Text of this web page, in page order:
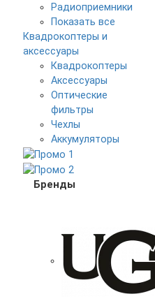
Радиоприемники
Показать все
Квадрокоптеры и
аксессуары
Квадрокоптеры
Аксессуары
Оптические
фильтры
Чехлы
Аккумуляторы
Бренды